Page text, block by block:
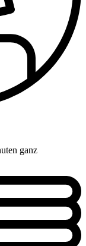
ganz